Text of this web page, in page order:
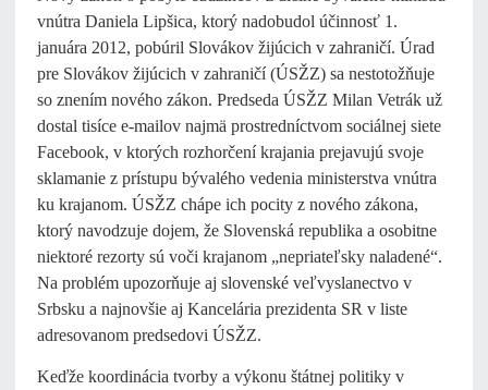
vnútra Daniela Lipšica, ktorý nadobudol účinnosť 1.
januára 2012, pobúril Slovákov žijúcich v zahraničí. Úrad
pre Slovákov žijúcich v zahraničí (ÚSŽZ) sa nestotožňuje
so znením nového zákon. Predseda ÚSŽZ Milan Vetrák už
dostal tisíce e-mailov najmä prostredníctvom sociálnej siete
Facebook, v ktorých rozhorčení krajania prejavujú svoje
sklamanie z prístupu bývalého vedenia ministerstva vnútra
ku krajanom. ÚSŽZ chápe ich pocity z nového zákona,
ktorý navodzuje dojem, že Slovenská republika a osobitne
niektoré rezorty sú voči krajanom „nepriateľsky naladené“.
Na problém upozorňuje aj slovenské veľvyslanectvo v
Srbsku a najnovšie aj Kancelária prezidenta SR v liste
adresovanom predsedovi ÚSŽZ.
Keďže koordinácia tvorby a výkonu štátnej politiky v